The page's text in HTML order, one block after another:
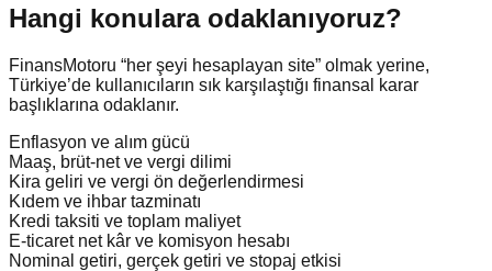
Hangi konulara odaklanıyoruz?
FinansMotoru “her şeyi hesaplayan site” olmak yerine,
Türkiye’de kullanıcıların sık karşılaştığı finansal karar
başlıklarına odaklanır.
Enflasyon ve alım gücü
Maaş, brüt-net ve vergi dilimi
Kira geliri ve vergi ön değerlendirmesi
Kıdem ve ihbar tazminatı
Kredi taksiti ve toplam maliyet
E-ticaret net kâr ve komisyon hesabı
Nominal getiri, gerçek getiri ve stopaj etkisi